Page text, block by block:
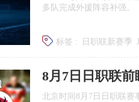
多队完成外援阵容补强。
标签 : 日职联新赛季
广岛三箭
8月7日日职联
北京时间8月7日日职联赛